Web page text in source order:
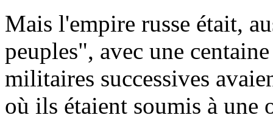
Mais l'empire russe était,
peuples", avec une
militaires successives
où ils étaient soumis à une